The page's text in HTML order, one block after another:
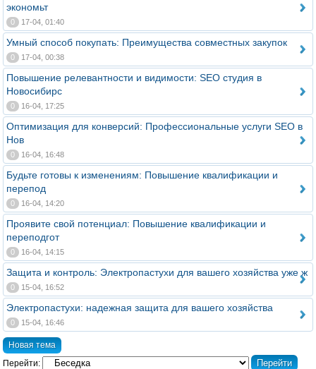
экономьт
0 17-04, 01:40
Умный способ покупать: Преимущества совместных закупок
0 17-04, 00:38
Повышение релевантности и видимости: SEO студия в
Новосибирс
0 16-04, 17:25
Оптимизация для конверсий: Профессиональные услуги SEO в
Нов
0 16-04, 16:48
Будьте готовы к изменениям: Повышение квалификации и
перепод
0 16-04, 14:20
Проявите свой потенциал: Повышение квалификации и
переподгот
0 16-04, 14:15
Защита и контроль: Электропастухи для вашего хозяйства уже ж
0 15-04, 16:52
Электропастухи: надежная защита для вашего хозяйства
0 15-04, 16:46
Новая тема
Перейти: